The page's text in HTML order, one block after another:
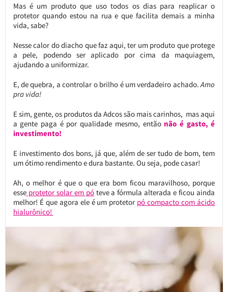
Mas é um produto que uso todos os dias para reaplicar o
protetor quando estou na rua e que facilita demais a minha
vida, sabe?
Nesse calor do diacho que faz aqui, ter um produto que protege
a pele, podendo ser aplicado por cima da maquiagem,
ajudando a uniformizar.
E, de quebra, a controlar o brilho é um verdadeiro achado.Amo
pra vida!
E sim, gente, os produtos da Adcos são mais carinhos, mas aqui
a gente paga é por qualidade mesmo, entãonão é gasto, é
investimento!
E investimento dos bons, já que, além de ser tudo de bom, tem
um ótimo rendimento e dura bastante. Ou seja, pode casar!
Ah, o melhor é que o que era bom ficou maravilhoso, porque
esseprotetor solar em póteve a fórmula alterada e ficou ainda
melhor! É que agora ele é um protetor pó compacto com ácido
hialurônico!